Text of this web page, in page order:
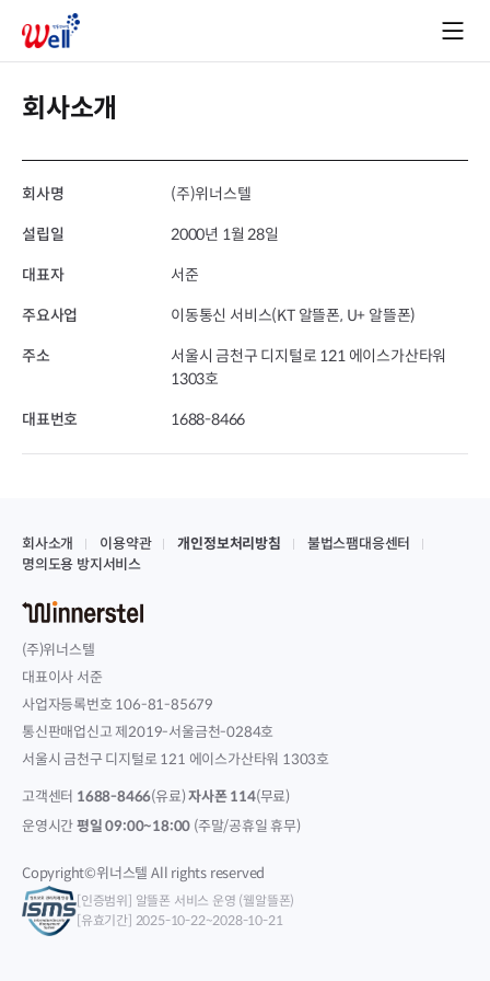
회사소개
회사명 (주)위너스텔
설립일 2000년 1월 28일
대표자 서준
주요사업 이동통신 서비스(KT 알뜰폰, U+ 알뜰폰)
주소
서울시 금천구 디지털로 121 에이스가산타워
1303호
대표번호 1688-8466
회사소개 이용약관 개인정보처리방침
불법스팸대응센터
명의도용 방지서비스
(주)위너스텔
대표이사 서준
사업자등록번호 106-81-85679
통신판매업신고 제2019-서울금천-0284호
서울시 금천구 디지털로 121 에이스가산타워 1303호
고객센터 1688-8466(유료)자사폰 114(무료)
운영시간평일 09:00~18:00 (주말/공휴일 휴무)
Copyright©위너스텔 All rights reserved
[인증범위] 알뜰폰 서비스 운영 (웰알뜰폰)
[유효기간] 2025-10-22~2028-10-21